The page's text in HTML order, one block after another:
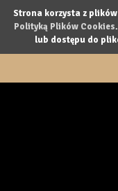
Strona korzysta z
Polityką Plików Cookies
lub dostępu do